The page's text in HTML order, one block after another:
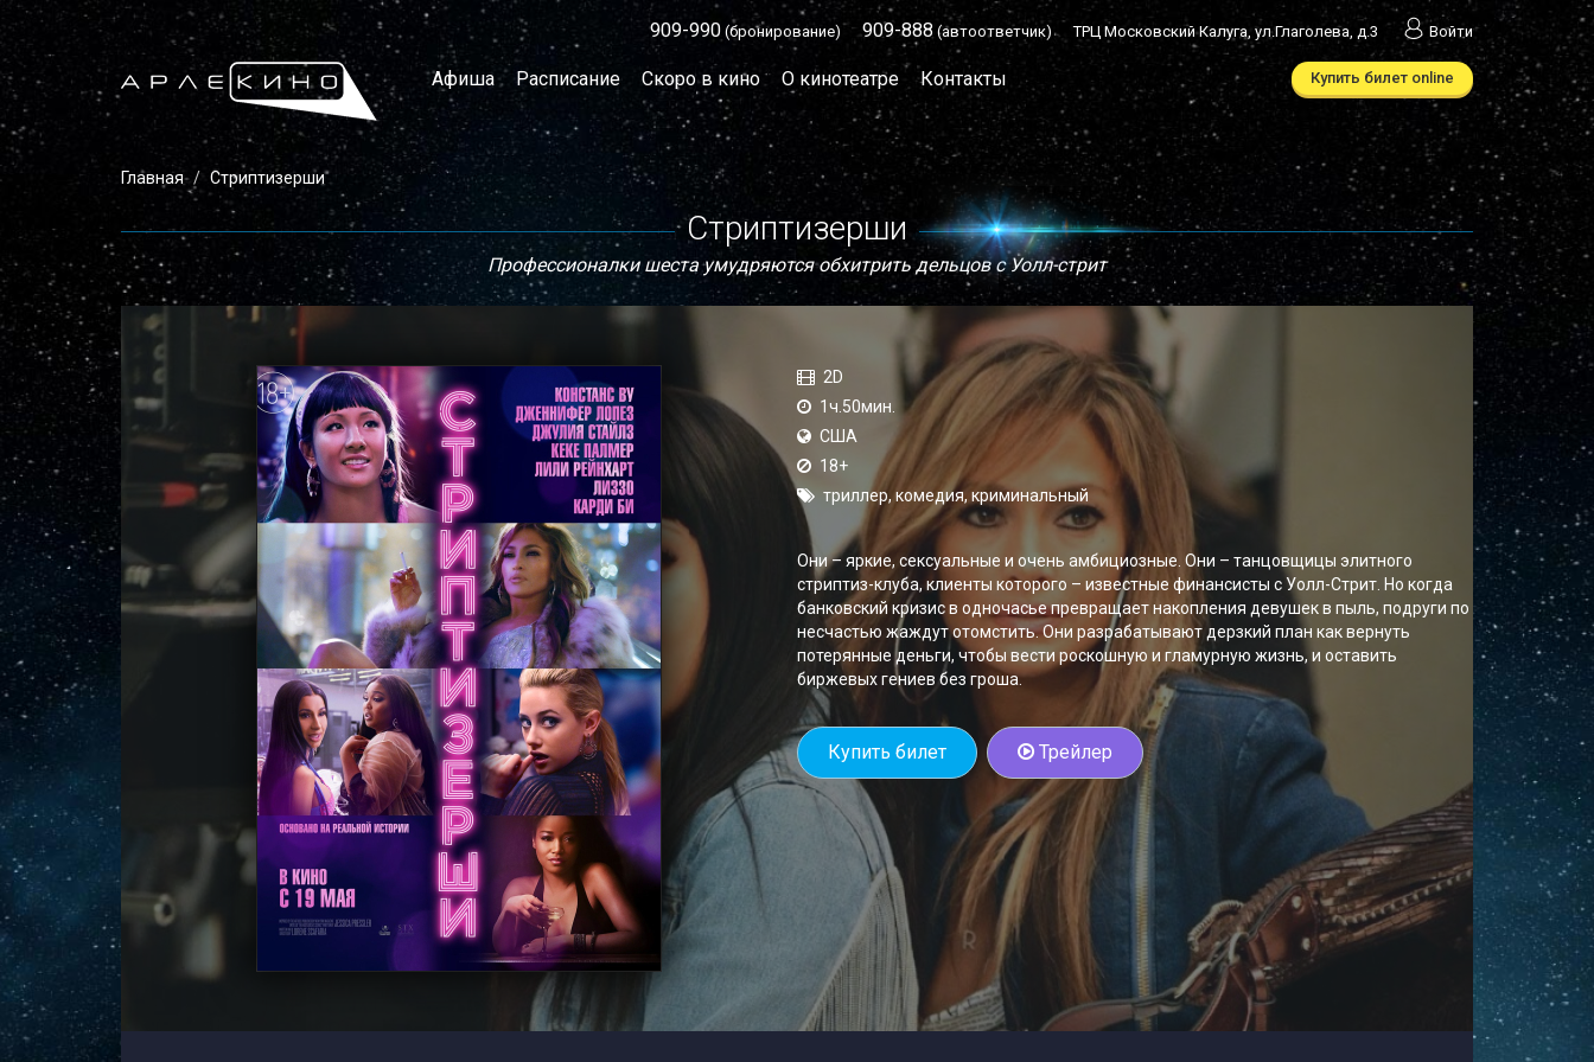
909-990 (бронирование) 909-888 (автоответчик) ТРЦ Московский Калуга, ул.Глаголева, д.3 Войти
Афиша Расписание Скоро в кино О кинотеатре Контакты Купить билет online
Главная Стриптизерши
Профессионалки шеста умудряются обхитрить дельцов с Уолл-стрит
Стриптизерши
2D
1ч.50мин.
США
18+
триллер, комедия, криминальный
Они – яркие, сексуальные и очень амбициозные. Они – танцовщицы элитного
стриптиз-клуба, клиенты которого – известные финансисты с Уолл-Стрит. Но когда
банковский кризис в одночасье превращает накопления девушек в пыль, подруги по
несчастью жаждут отомстить. Они разрабатывают дерзкий план как вернуть
потерянные деньги, чтобы вести роскошную и гламурную жизнь, и оставить
биржевых гениев без гроша.
Купить билет Трейлер